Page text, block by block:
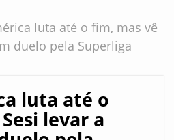
luta até o fim, mas vê
duelo pela Superliga
luta até o
levar a